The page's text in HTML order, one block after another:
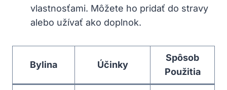
vlastnosťami. Môžete ho pridať do stravy
alebo užívať ‌ako‌ doplnok.
Bylina Účinky
Spôsob
Použitia